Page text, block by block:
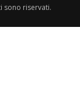
sono riservati.